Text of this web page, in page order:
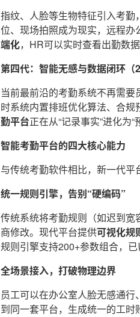
指纹、人脸等生物特征引入考
位、现场拍照成为现实，远程
端化，HR可以实时查看出勤数
第四代：智能无感与数据闭环（
当前最前沿的考勤系统不再需
时系统内置排班优化算法、合
勤平台正在从“记录事实”进化为
智能考勤平台的四大核心能力
与传统考勤软件相比，新一代平
统一规则引擎，告别“硬编码”
传统系统将考勤规则（如迟到
商修改。现代平台提供可视化规
规则引擎支持200+参数组合，
全场景接入，打破物理边界
员工可以在办公室人脸无感通
到同一套平台，生成统一的工时